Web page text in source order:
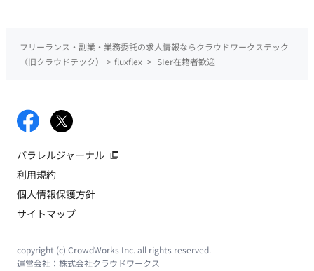
フリーランス・副業・業務委託の求人情報ならクラウドワークステック
（旧クラウドテック）
> fluxflex > SIer在籍者歓迎
パラレルジャーナル
利用規約
個人情報保護方針
サイトマップ
copyright (c) CrowdWorks Inc. all rights reserved.
運営会社： 株式会社クラウドワークス